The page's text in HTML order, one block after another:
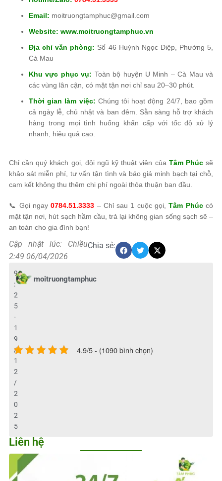
Email: moitruongtamphuc@gmail.com
Website: www.moitruongtamphuc.vn
Địa chỉ văn phòng: Số 46 Huỳnh Ngọc Điệp, Phường 5,
Cà Mau
Khu vực phục vụ: Toàn bộ huyện U Minh – Cà Mau và
các vùng lân cận, có mặt tận nơi chỉ sau 20–30 phút.
Thời gian làm việc: Chúng tôi hoạt động 24/7, bao gồm
cả ngày lễ, chủ nhật và ban đêm. Sẵn sàng hỗ trợ khách
hàng trong mọi tình huống khẩn cấp với tốc độ xử lý
nhanh, hiệu quả cao.
Chỉ cần quý khách gọi, đội ngũ kỹ thuật viên của Tâm Phúcsẽ
khảo sát miễn phí, tư vấn tận tình và báo giá minh bạch tại chỗ,
cam kết không thu thêm chi phí ngoài thỏa thuận ban đầu.
📞 Gọi ngay0784.51.3333 – Chỉ sau 1 cuộc gọi,Tâm Phúccó
mặt tận nơi, hút sạch hầm cầu, trả lại không gian sống sạch sẽ –
an toàn cho gia đình bạn!
Cập nhật lúc: Chiều
2:49 06/04/2026
Chia sẻ:
moitruongtamphuc
9
:
2
5
-
1
9
/
1
2
/
2
0
2
5
4.9/5 - (1090 bình chọn)
Liên hệ